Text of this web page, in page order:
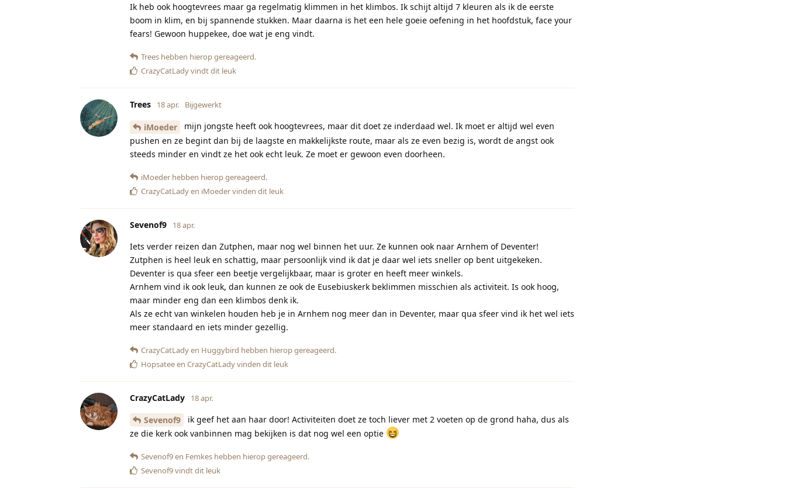
Ik heb ook hoogtevrees maar ga regelmatig klimmen in het klimbos. Ik schijt altijd 7 kleuren als ik de eerste
boom in klim, en bij spannende stukken. Maar daarna is het een hele goeie oefening in het hoofdstuk, face your
fears! Gewoon huppekee, doe wat je eng vindt.
Trees hebben hierop gereageerd.
CrazyCatLadyvindt dit leuk
Trees 18 apr. Bijgewerkt
iMoeder
mijn jongste heeft ook hoogtevrees, maar dit doet ze inderdaad wel. Ik moet er altijd wel even
pushen en ze begint dan bij de laagste en makkelijkste route, maar als ze even bezig is, wordt de angst ook
steeds minder en vindt ze het ook echt leuk. Ze moet er gewoon even doorheen.
iMoeder hebben hierop gereageerd.
CrazyCatLadyen iMoedervinden dit leuk
Sevenof9 18 apr.
Iets verder reizen dan Zutphen, maar nog wel binnen het uur. Ze kunnen ook naar Arnhem of Deventer!
Zutphen is heel leuk en schattig, maar persoonlijk vind ik dat je daar wel iets sneller op bent uitgekeken.
Deventer is qua sfeer een beetje vergelijkbaar, maar is groter en heeft meer winkels.
Arnhem vind ik ook leuk, dan kunnen ze ook de Eusebiuskerk beklimmen misschien als activiteit. Is ook hoog,
maar minder eng dan een klimbos denk ik.
Als ze echt van winkelen houden heb je in Arnhem nog meer dan in Deventer, maar qua sfeer vind ik het wel iets
meer standaard en iets minder gezellig.
CrazyCatLadyen Huggybird hebben hierop gereageerd.
Hopsateeen CrazyCatLadyvinden dit leuk
CrazyCatLady 18 apr.
Sevenof9
ik geef het aan haar door! Activiteiten doet ze toch liever met 2 voeten op de grond haha, dus als
ze die kerk ook vanbinnen mag bekijken is dat nog wel een optie
Sevenof9en Femkes hebben hierop gereageerd.
Sevenof9vindt dit leuk